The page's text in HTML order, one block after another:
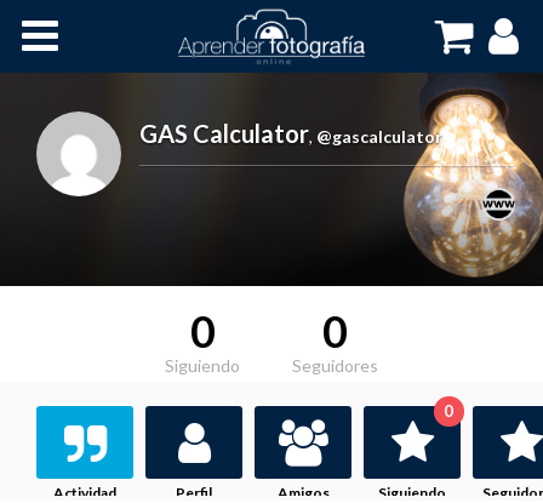
Cursos OnLine
GAS Calculator, @gascalculator
0
Siguiendo
0
Seguidores
Actividad Perfil Amigos Siguiendo
0